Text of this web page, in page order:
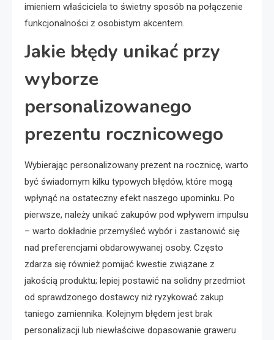
imieniem właściciela to świetny sposób na połączenie
funkcjonalności z osobistym akcentem.
Jakie błędy unikać przy
wyborze
personalizowanego
prezentu rocznicowego
Wybierając personalizowany prezent na rocznicę, warto
być świadomym kilku typowych błędów, które mogą
wpłynąć na ostateczny efekt naszego upominku. Po
pierwsze, należy unikać zakupów pod wpływem impulsu
– warto dokładnie przemyśleć wybór i zastanowić się
nad preferencjami obdarowywanej osoby. Często
zdarza się również pomijać kwestie związane z
jakością produktu; lepiej postawić na solidny przedmiot
od sprawdzonego dostawcy niż ryzykować zakup
taniego zamiennika. Kolejnym błędem jest brak
personalizacji lub niewłaściwe dopasowanie graweru